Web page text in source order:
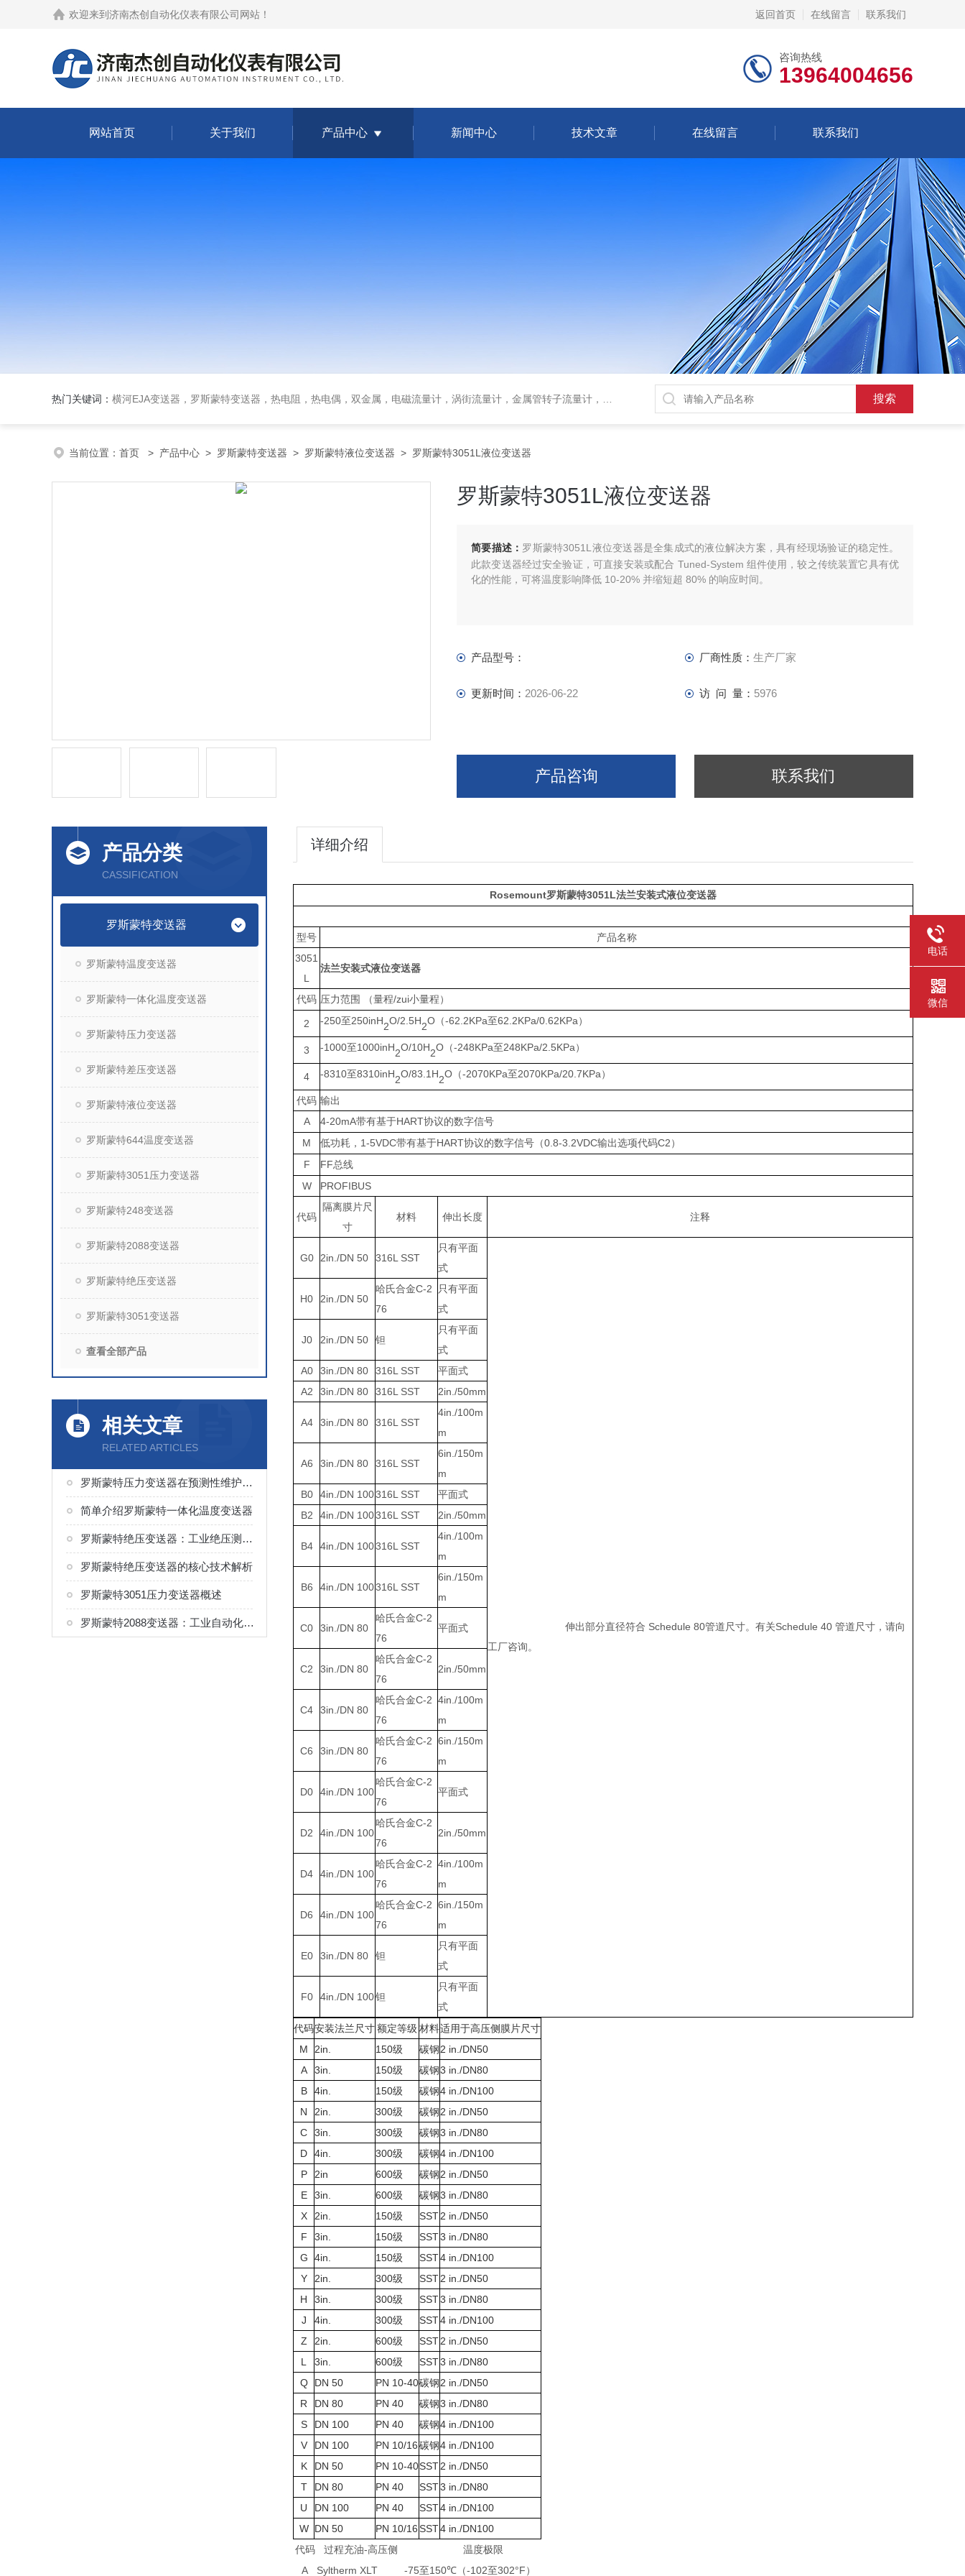
欢迎来到 济南杰创自动化仪表有限公司网站 ！ 返回首页 在线留言 联系我们
咨询热线
13964004656
网站首页 关于我们 产品中心 新闻中心 技术文章 在线留言 联系我们
热门关键词： 横河EJA变送器，罗斯蒙特变送器，热电阻，热电偶，双金属，电磁流量计，涡街流量计，金属管转子流量计，磁翻板液位计，超声波液位计
当前位置： 首页 > 产品中心 > 罗斯蒙特变送器 > 罗斯蒙特液位变送器 > 罗斯蒙特3051L液位变送器
罗斯蒙特3051L液位变送器
简要描述： 罗斯蒙特3051L液位变送器是全集成式的液位解决方案，具有经现场验证的稳定性。
此款变送器经过安全验证，可直接安装或配合 Tuned-System 组件使用，较之传统装置它具有优
化的性能，可将温度影响降低 10-20% 并缩短超 80% 的响应时间。
产品型号： 厂商性质： 生产厂家
更新时间： 2026-06-22 访 问 量： 5976
产品咨询 联系我们
产品分类
CASSIFICATION
罗斯蒙特变送器
罗斯蒙特温度变送器
罗斯蒙特一体化温度变送器
罗斯蒙特压力变送器
罗斯蒙特差压变送器
罗斯蒙特液位变送器
罗斯蒙特644温度变送器
罗斯蒙特3051压力变送器
罗斯蒙特248变送器
罗斯蒙特2088变送器
罗斯蒙特绝压变送器
罗斯蒙特3051变送器
查看全部产品
相关文章
RELATED ARTICLES
罗斯蒙特压力变送器在预测性维护中的应用
简单介绍罗斯蒙特一体化温度变送器
罗斯蒙特绝压变送器：工业绝压测量的稳定测控设备
罗斯蒙特绝压变送器的核心技术解析
罗斯蒙特3051压力变送器概述
罗斯蒙特2088变送器：工业自动化中的可靠压力感知者
详细介绍
Rosemount罗斯蒙特3051L法兰安装式液位变送器
型号
产品名称
3051
L
法兰安装式液位变送器
代码 压力范围 （量程/zui小量程）
2 -250至 250inH2O/2.5H2O （-62.2KPa至62.2KPa/0.62KPa ）
3 -1000至 1000inH2O/10H2O （-248KPa至 248KPa/2.5KPa ）
4 -8310至8310inH2O/83.1H2O （-2070KPa至 2070KPa/20.7KPa ）
代码 输出
A
4-20mA带有基于HART协议的数字信号
M 低功耗， 1-5VDC带有基于HART协议的数字信号（0.8-3.2VDC输出选项代码C2 ）
F FF总线
W PROFIBUS
代码
隔离膜片尺
寸
材料 伸出长度 注释
G0 2in./DN 50 316L SST
只有平面
式
伸出部分直径符合 Schedule 80管道尺寸。有关Schedule 40 管道尺寸，请向
工厂咨询。
H0 2in./DN 50
哈氏合金C-2
76
只有平面
式
J0 2in./DN 50 钽
只有平面
式
A0
3in./DN 80 316L SST
平面式
A2
3in./DN 80 316L SST 2in./50mm
A4 3in./DN 80 316L SST
4in./100m
m
A6 3in./DN 80 316L SST
6in./150m
m
B0
4in./DN 100316L SST
平面式
B2
4in./DN 100316L SST 2in./50mm
B4 4in./DN 100316L SST
4in./100m
m
B6 4in./DN 100316L SST
6in./150m
m
C0 3in./DN 80
哈氏合金C-2
76
平面式
C2 3in./DN 80
哈氏合金C-2
76
2in./50mm
C4 3in./DN 80
哈氏合金C-2
76
4in./100m
m
C6 3in./DN 80
哈氏合金C-2
76
6in./150m
m
D0 4in./DN 100
哈氏合金C-2
76
平面式
D2 4in./DN 100
哈氏合金C-2
76
2in./50mm
D4 4in./DN 100
哈氏合金C-2
76
4in./100m
m
D6 4in./DN 100
哈氏合金C-2
76
6in./150m
m
E0 3in./DN 80 钽
只有平面
式
F0 4in./DN 100钽
只有平面
式
代码安装法兰尺寸额定等级 材料适用于高压侧膜片尺寸
M
2in. 150级 碳钢2 in./DN50
A
3in. 150级 碳钢3 in./DN80
B
4in. 150级 碳钢4 in./DN100
N
2in. 300级 碳钢2 in./DN50
C
3in. 300级 碳钢3 in./DN80
D
4in. 300级 碳钢4 in./DN100
P
2in 600级 碳钢2 in./DN50
E
3in. 600级 碳钢3 in./DN80
X
2in. 150级 SST2 in./DN50
F
3in. 150级 SST3 in./DN80
G
4in. 150级 SST4 in./DN100
Y
2in. 300级 SST2 in./DN50
H
3in. 300级 SST3 in./DN80
J
4in. 300级 SST4 in./DN100
Z
2in. 600级 SST2 in./DN50
L
3in. 600级 SST3 in./DN80
Q
DN 50 PN 10-40碳钢2 in./DN50
R
DN 80 PN 40 碳钢3 in./DN80
S
DN 100 PN 40 碳钢4 in./DN100
V
DN 100 PN 10/16碳钢4 in./DN100
K
DN 50 PN 10-40SST2 in./DN50
T
DN 80 PN 40 SST3 in./DN80
U
DN 100 PN 40 SST4 in./DN100
W DN 50 PN 10/16SST4 in./DN100
代码
过程充油-高压侧
温度极限
A
Syltherm XLT -75至 150℃ （-102至302°F ）
电话
微信